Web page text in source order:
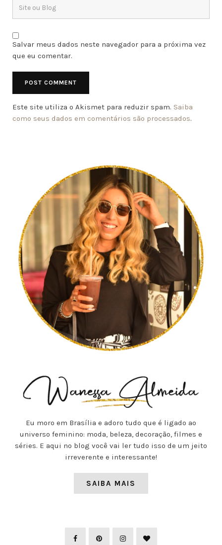
Salvar meus dados neste navegador para a próxima vez
que eu comentar.
Este site utiliza o Akismet para reduzir spam. Saiba
como seus dados em comentários são processados.
Eu moro em Brasília e adoro tudo que é ligado ao
universo feminino: moda, beleza, decoração, filmes e
séries. E aqui no blog você vai ler tudo isso de um jeito
irreverente e interessante!
SAIBA MAIS